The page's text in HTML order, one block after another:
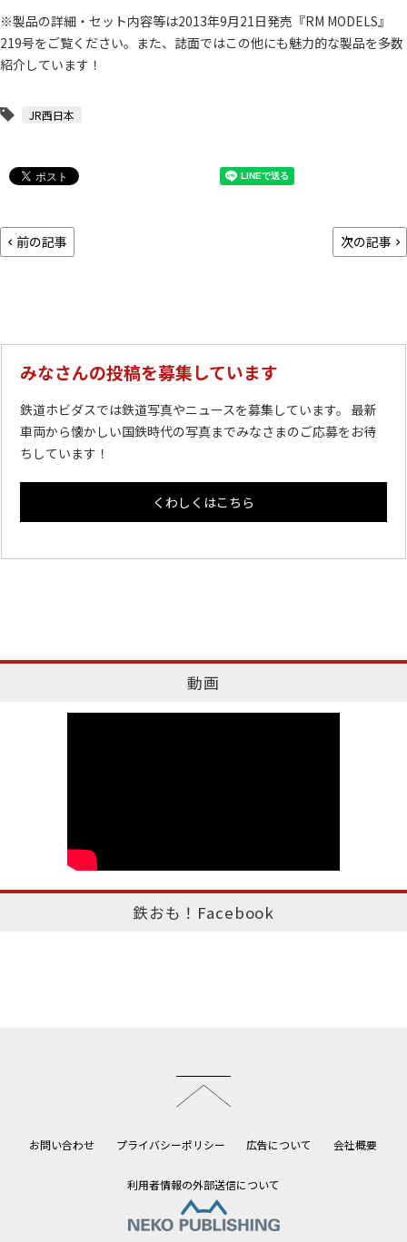
※製品の詳細・セット内容等は2013年9月21日発売『RM MODELS』
219号をご覧ください。また、誌面ではこの他にも魅力的な製品を多数
紹介しています！
JR西日本
前の記事 次の記事
みなさんの投稿を募集しています
鉄道ホビダスでは鉄道写真やニュースを募集しています。 最新
車両から懐かしい国鉄時代の写真までみなさまのご応募をお待
ちしています！
くわしくはこちら
動画
鉄おも！Facebook
お問い合わせ プライバシーポリシー 広告について 会社概要
利用者情報の外部送信について